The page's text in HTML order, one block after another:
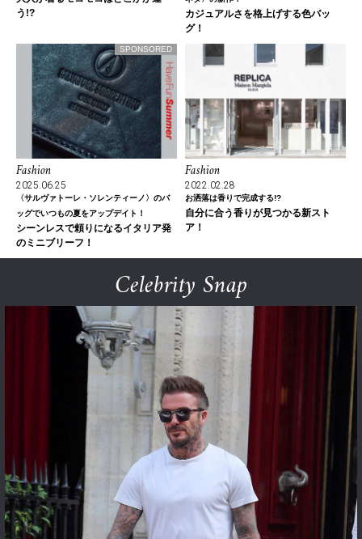
う!?
カジュアルさを格上げする色バッ
グ！
SPONSORED
Fashion
2025.06.25
〈サルヴァトーレ・ソレンティーノ〉のバ
ッグでいつもの夏をアップデイト！
シーンレスで頼りになるイタリア発
のミニブリーフ！
Fashion
2022.02.28
お洒落は香りで完成する!?
自分に合う香りが見つかる新スト
ア！
Celebrity Snap